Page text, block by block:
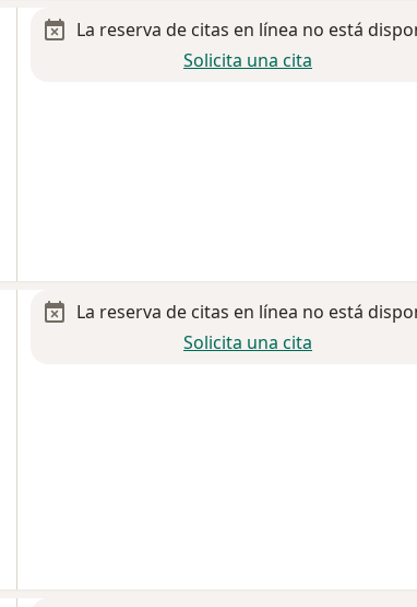
La reserva de citas en línea no está
Solicita una cita
La reserva de citas en línea no está
Solicita una cita